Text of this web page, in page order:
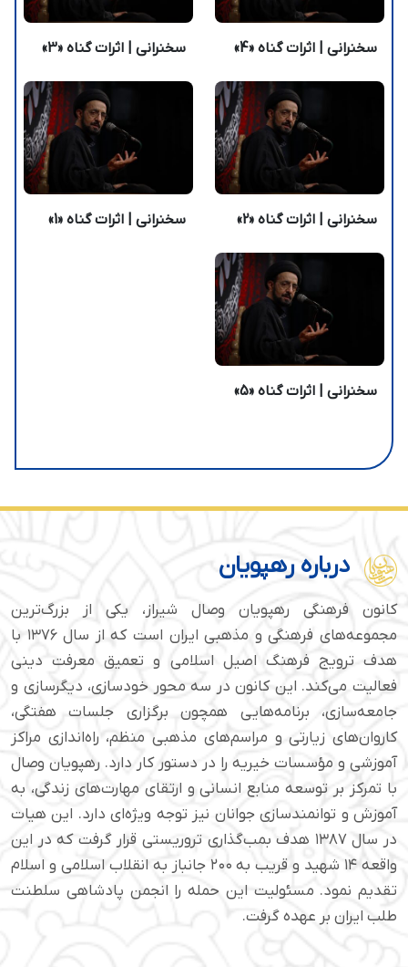
سخنرانی | اثرات گناه «4» سخنرانی | اثرات گناه «3»
سخنرانی | اثرات گناه «2» سخنرانی | اثرات گناه «1»
سخنرانی | اثرات گناه «5»
درباره رهپویان
کانون فرهنگی رهپویان وصال شیراز، یکی از بزرگ‌ترین
مجموعه‌های فرهنگی و مذهبی ایران است که از سال ۱۳۷۶ با
هدف ترویج فرهنگ اصیل اسلامی و تعمیق معرفت دینی
فعالیت می‌کند. این کانون در سه محور خودسازی، دیگرسازی و
جامعه‌سازی، برنامه‌هایی همچون برگزاری جلسات هفتگی،
کاروان‌های زیارتی و مراسم‌های مذهبی منظم، راه‌اندازی مراکز
آموزشی و مؤسسات خیریه را در دستور کار دارد. رهپویان وصال
با تمرکز بر توسعه منابع انسانی و ارتقای مهارت‌های زندگی، به
آموزش و توانمندسازی جوانان نیز توجه ویژه‌ای دارد. این هیات
در سال ۱۳۸۷ هدف بمب‌گذاری تروریستی قرار گرفت که در این
واقعه ۱۴ شهید و قریب به ۲۰۰ جانباز به انقلاب اسلامی و اسلام
تقدیم نمود. مسئولیت این حمله را انجمن پادشاهی سلطنت
طلب ایران بر عهده گرفت.